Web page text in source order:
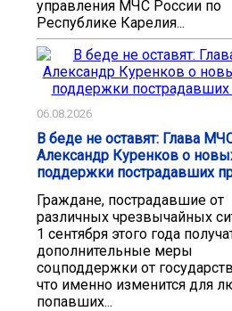
управления МЧС России по
Республике Карелия...
06.08.2026
В беде не оставят: Глава
Александр Куренков о
поддержки пострадавших
Граждане, пострадавшие от
различных чрезвычайных
1 сентября этого года
дополнительные меры
соцподдержки от
что именно изменится для
попавших...